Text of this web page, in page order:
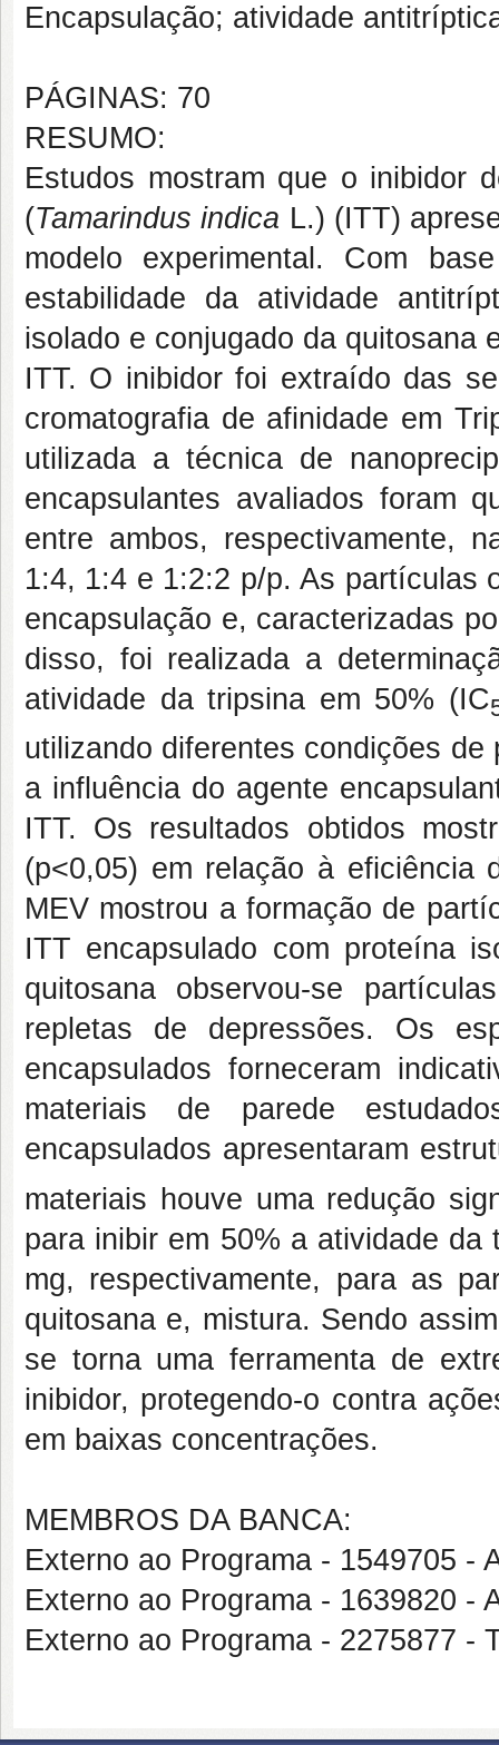
Encapsulação; atividade
PÁGINAS: 70
RESUMO:
Estudos mostram que o inibidor
(Tamarindus indica L.) (ITT)
modelo experimental. Com
estabilidade da atividade
isolado e conjugado da quitosana
ITT. O inibidor foi extraído das
cromatografia de afinidade em
utilizada a técnica de
encapsulantes avaliados foram
entre ambos, respectivamente,
1:4, 1:4 e 1:2:2 p/p. As partículas
encapsulação e, caracterizadas
disso, foi realizada a
atividade da tripsina em 50% (IC
utilizando diferentes condições
a influência do agente
ITT. Os resultados obtidos
(p<0,05) em relação à eficiência
MEV mostrou a formação de
ITT encapsulado com proteína
quitosana observou-se
repletas de depressões. Os
encapsulados forneceram
materiais de parede
encapsulados apresentaram
materiais houve uma redução
para inibir em 50% a atividade
mg, respectivamente, para as
quitosana e, mistura. Sendo
se torna uma ferramenta de
inibidor, protegendo-o contra
em baixas concentrações.
MEMBROS DA BANCA:
Externo ao Programa - 1549705 -
Externo ao Programa - 1639820 -
Externo ao Programa - 2275877 -